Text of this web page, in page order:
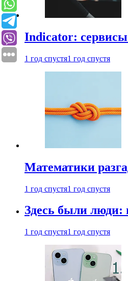
Indicator: сервисы
1 год спустя1 год спустя
Математики
1 год спустя1 год спустя
Здесь были люди:
1 год спустя1 год спустя